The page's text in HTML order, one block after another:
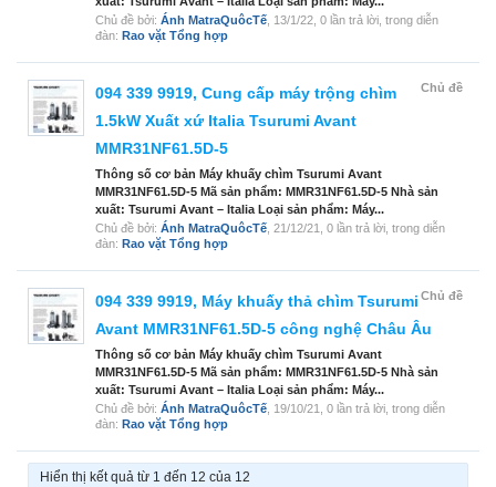
Chủ đề bởi: Ánh MatraQuôcTế 13/1/22 , 0 lần trả lời, trong diễn
đàn: Rao vặt Tổng hợp
Chủ đề
094 339 9919, Cung cấp máy trộng chìm
1.5kW Xuất xứ Italia Tsurumi Avant
MMR31NF61.5D-5
Thông số cơ bản Máy khuấy chìm Tsurumi Avant
MMR31NF61.5D-5 Mã sản phẩm: MMR31NF61.5D-5 Nhà sản
xuất: Tsurumi Avant – Italia Loại sản phẩm: Máy...
Chủ đề bởi: Ánh MatraQuôcTế 21/12/21
, 0 lần trả lời, trong diễn
đàn: Rao vặt Tổng hợp
Chủ đề
094 339 9919, Máy khuấy thả chìm Tsurumi
Avant MMR31NF61.5D-5 công nghệ Châu Âu
Thông số cơ bản Máy khuấy chìm Tsurumi Avant
MMR31NF61.5D-5 Mã sản phẩm: MMR31NF61.5D-5 Nhà sản
xuất: Tsurumi Avant – Italia Loại sản phẩm: Máy...
Chủ đề bởi: Ánh MatraQuôcTế 19/10/21
, 0 lần trả lời, trong diễn
đàn: Rao vặt Tổng hợp
Hiển thị kết quả từ 1 đến 12 của 12